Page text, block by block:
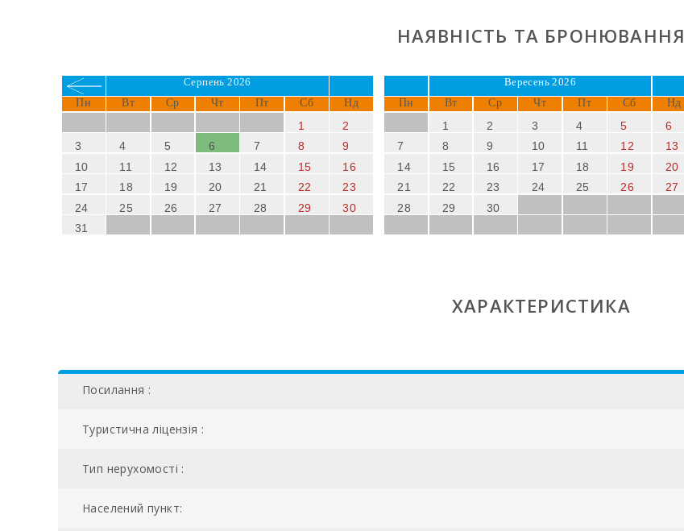
НАЯВНІСТЬ ТА БРОНЮВАННЯ
Серпень 2026
Пн Вт Ср Чт Пт Сб Нд
1
2
3
4 5 6 7 8
9
10
11 12 13 14 15
16
17
18 19 20 21 22
23
24
25 26 27 28 29
30
31
Вересень 2026
Пн Вт Ср Чт Пт Сб Нд
1 2 3 4 5
6
7
8 9 10 11 12
13
14
15 16 17 18 19
20
21
22 23 24 25 26
27
28
29 30
ХАРАКТЕРИСТИКА
Посилання :
Туристична ліцензія :
Тип нерухомості :
Населений пункт: